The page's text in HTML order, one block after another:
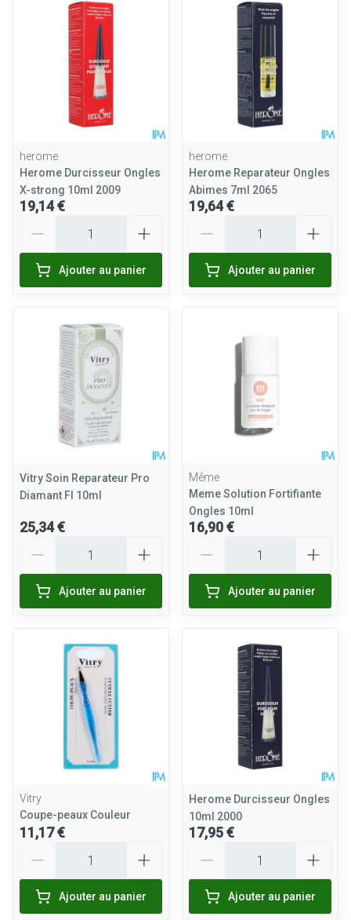
herome
Herome Durcisseur Ongles
X-strong 10ml 2009
19,14 €
Ajouter au panier
herome
Herome Reparateur Ongles
Abimes 7ml 2065
19,64 €
Ajouter au panier
Vitry Soin Reparateur Pro
Diamant Fl 10ml
25,34 €
Ajouter au panier
Même
Meme Solution Fortifiante
Ongles 10ml
16,90 €
Ajouter au panier
Vitry
Coupe-peaux Couleur
11,17 €
Ajouter au panier
Herome Durcisseur Ongles
10ml 2000
17,95 €
Ajouter au panier